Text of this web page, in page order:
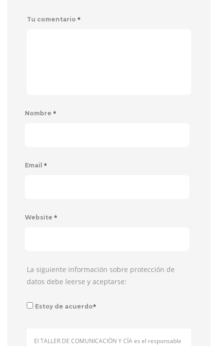
Tu comentario *
Nombre *
Email *
Website *
La siguiente información sobre protección de
datos debe leerse y aceptarse:
Estoy de acuerdo*
El TALLER DE COMUNICACIÓN Y CÍA es el responsable